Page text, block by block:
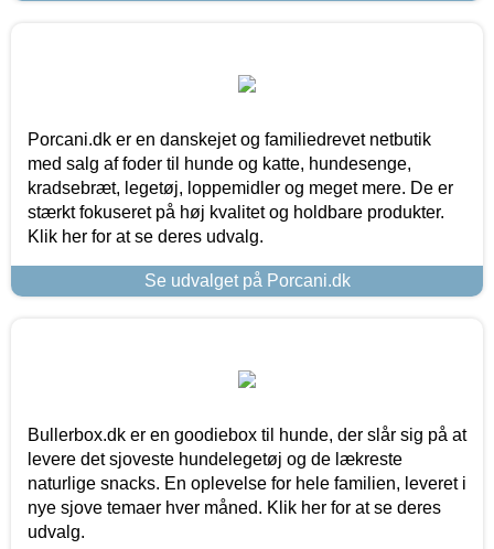
Porcani.dk er en danskejet og familiedrevet netbutik
med salg af foder til hunde og katte, hundesenge,
kradsebræt, legetøj, loppemidler og meget mere. De er
stærkt fokuseret på høj kvalitet og holdbare produkter.
Klik her for at se deres udvalg.
Se udvalget på Porcani.dk
Bullerbox.dk er en goodiebox til hunde, der slår sig på at
levere det sjoveste hundelegetøj og de lækreste
naturlige snacks. En oplevelse for hele familien, leveret i
nye sjove temaer hver måned. Klik her for at se deres
udvalg.